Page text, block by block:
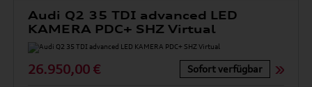
Audi Q2 35 TDI advanced LED
KAMERA PDC+ SHZ Virtual
26.950,00 € Sofort verfügbar